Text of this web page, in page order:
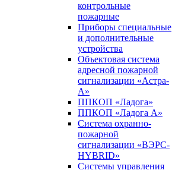
контрольные
пожарные
Приборы специальные
и дополнительные
устройства
Объектовая система
адресной пожарной
сигнализации «Астра-
А»
ППКОП «Ладога»
ППКОП «Ладога А»
Система охранно-
пожарной
сигнализации «ВЭРС-
HYBRID»
Системы управления